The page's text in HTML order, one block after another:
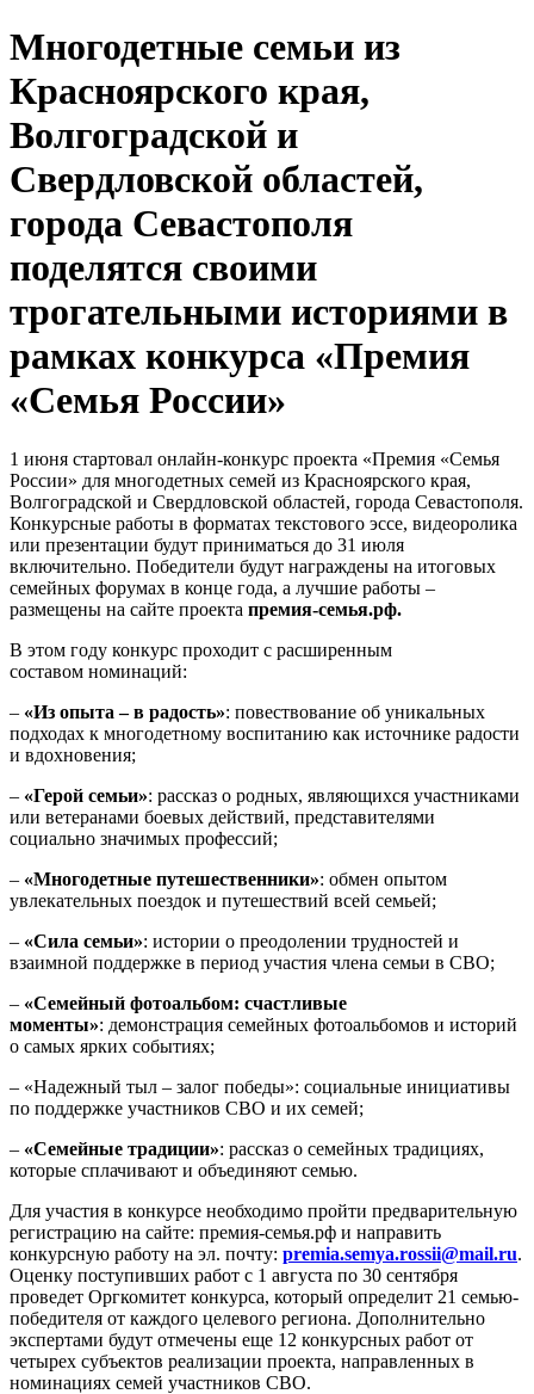
Многодетные семьи из
Красноярского края,
Волгоградской и
Свердловской областей,
города Севастополя
поделятся своими
трогательными историями в
рамках конкурса «Премия
«Семья России»
1 июня стартовал онлайн-конкурс проекта «Премия «Семья
России» для многодетных семей из Красноярского края,
Волгоградской и Свердловской областей, города Севастополя.
Конкурсные работы в форматах текстового эссе, видеоролика
или презентации будут приниматься до 31 июля
включительно. Победители будут награждены на итоговых
семейных форумах в конце года, а лучшие работы –
размещены на сайте проекта премия-семья.рф.
В этом году конкурс проходит с расширенным
составом номинаций:
– «Из опыта – в радость»: повествование об уникальных
подходах к многодетному воспитанию как источнике радости
и вдохновения;
– «Герой семьи»: рассказ о родных, являющихся участниками
или ветеранами боевых действий, представителями
социально значимых профессий;
– «Многодетные путешественники»: обмен опытом
увлекательных поездок и путешествий всей семьей;
– «Сила семьи»: истории о преодолении трудностей и
взаимной поддержке в период участия члена семьи в СВО;
– «Семейный фотоальбом: счастливые
моменты»: демонстрация семейных фотоальбомов и историй
о самых ярких событиях;
– «Надежный тыл – залог победы»: социальные инициативы
по поддержке участников СВО и их семей;
– «Семейные традиции»: рассказ о семейных традициях,
которые сплачивают и объединяют семью.
Для участия в конкурсе необходимо пройти предварительную
регистрацию на сайте: премия-семья.рф и направить
конкурсную работу на эл. почту: premia.semya.rossii@mail.ru.
Оценку поступивших работ с 1 августа по 30 сентября
проведет Оргкомитет конкурса, который определит 21 семью-
победителя от каждого целевого региона. Дополнительно
экспертами будут отмечены еще 12 конкурсных работ от
четырех субъектов реализации проекта, направленных в
номинациях семей участников СВО.